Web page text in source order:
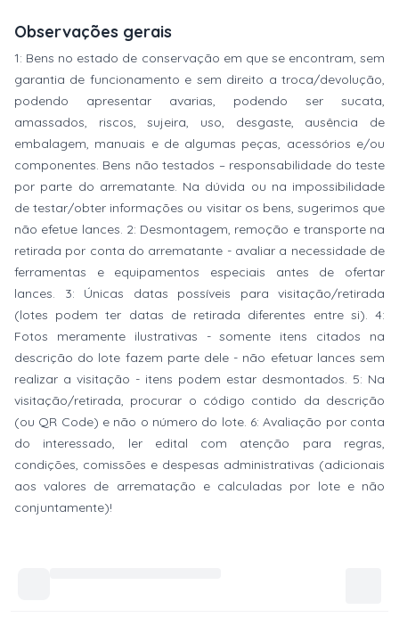
Observações gerais
1: Bens no estado de conservação em que se encontram, sem
garantia de funcionamento e sem direito a troca/devolução,
podendo apresentar avarias, podendo ser sucata,
amassados, riscos, sujeira, uso, desgaste, ausência de
embalagem, manuais e de algumas peças, acessórios e/ou
componentes. Bens não testados – responsabilidade do teste
por parte do arrematante. Na dúvida ou na impossibilidade
de testar/obter informações ou visitar os bens, sugerimos que
não efetue lances. 2: Desmontagem, remoção e transporte na
retirada por conta do arrematante - avaliar a necessidade de
ferramentas e equipamentos especiais antes de ofertar
lances. 3: Únicas datas possíveis para visitação/retirada
(lotes podem ter datas de retirada diferentes entre si). 4:
Fotos meramente ilustrativas - somente itens citados na
descrição do lote fazem parte dele - não efetuar lances sem
realizar a visitação - itens podem estar desmontados. 5: Na
visitação/retirada, procurar o código contido da descrição
(ou QR Code) e não o número do lote. 6: Avaliação por conta
do interessado, ler edital com atenção para regras,
condições, comissões e despesas administrativas (adicionais
aos valores de arrematação e calculadas por lote e não
conjuntamente)!